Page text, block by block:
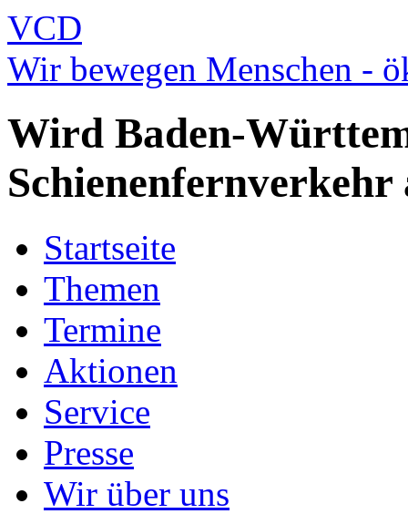
VCD
Wir bewegen Menschen -
Wird Baden-
Schienenfernverkehr
Startseite
Themen
Termine
Aktionen
Service
Presse
Wir über uns